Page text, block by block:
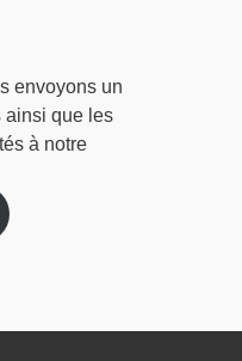
envoyons un
ainsi que les
à notre